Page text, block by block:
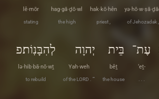
of Jehozadak ,
hak·kō·hên
priest ,
hag·gā·ḏō·wl
the high
lê·mōr
stating
עֶת־
‘eṯ-
. . .
בֵּית
bêṯ
the house
יְהוָה
Yah·weh
of the LORD . ’”
לְהִבָּנֽוֹת׃פ
lə·hib·bā·nō·wṯ
to rebuild